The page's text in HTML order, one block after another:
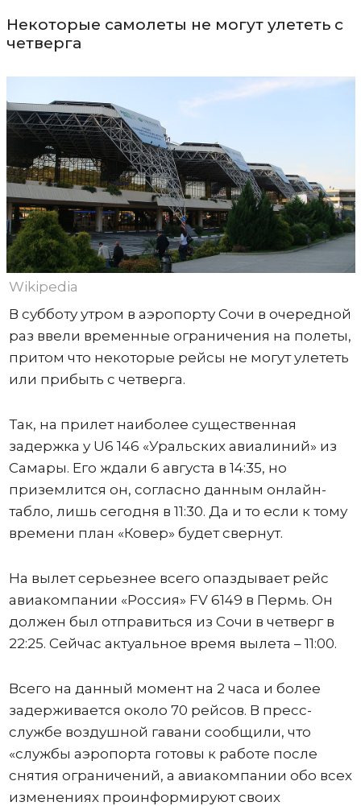
Некоторые самолеты не могут улететь с
четверга
Wikipedia
В субботу утром в аэропорту Сочи в очередной
раз ввели временные ограничения на полеты,
притом что некоторые рейсы не могут улететь
или прибыть с четверга.
Так, на прилет наиболее существенная
задержка у U6 146 «Уральских авиалиний» из
Самары. Его ждали 6 августа в 14:35, но
приземлится он, согласно данным онлайн-
табло, лишь сегодня в 11:30. Да и то если к тому
времени план «Ковер» будет свернут.
На вылет серьезнее всего опаздывает рейс
авиакомпании «Россия» FV 6149 в Пермь. Он
должен был отправиться из Сочи в четверг в
22:25. Сейчас актуальное время вылета – 11:00.
Всего на данный момент на 2 часа и более
задерживается около 70 рейсов. В пресс-
службе воздушной гавани сообщили, что
«службы аэропорта готовы к работе после
снятия ограничений, а авиакомпании обо всех
изменениях проинформируют своих